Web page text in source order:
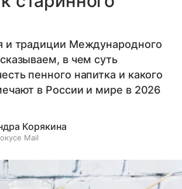
и традиции Международного
в чем суть
пенного напитка и какого
в России и мире в 2026
Корякина
Mail